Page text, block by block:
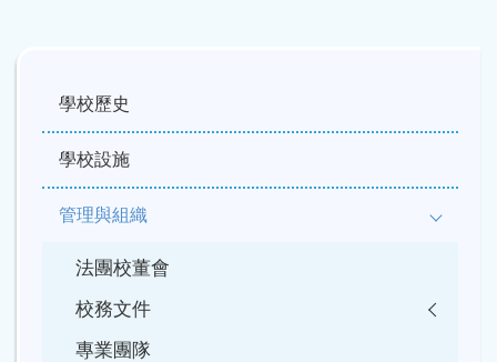
Main
navigation
學校歷史
學校設施
管理與組織
法團校董會
校務文件
專業團隊